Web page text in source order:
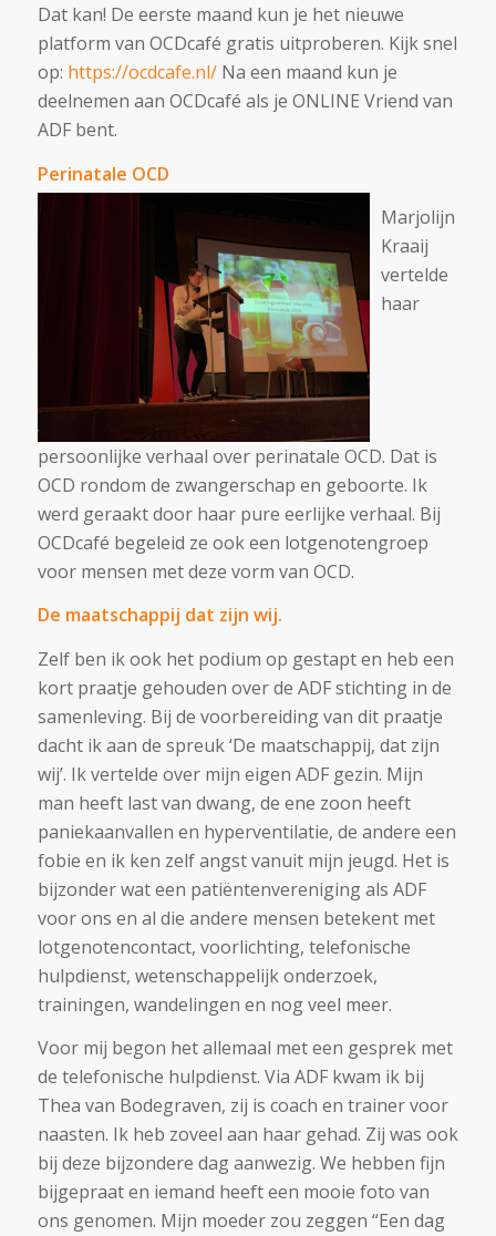
Dat kan! De eerste maand kun je het nieuwe
platform van OCDcafé gratis uitproberen. Kijk snel
op: https://ocdcafe.nl/Na een maand kun je
deelnemen aan OCDcafé als je ONLINE Vriend van
ADF bent.
Perinatale OCD
Marjolijn
Kraaij
vertelde
haar
persoonlijke verhaal over perinatale OCD. Dat is
OCD rondom de zwangerschap en geboorte. Ik
werd geraakt door haar pure eerlijke verhaal. Bij
OCDcafé begeleid ze ook een lotgenotengroep
voor mensen met deze vorm van OCD.
De maatschappij dat zijn wij.
Zelf ben ik ook het podium op gestapt en heb een
kort praatje gehouden over de ADF stichting in de
samenleving. Bij de voorbereiding van dit praatje
dacht ik aan de spreuk ‘De maatschappij, dat zijn
wij’. Ik vertelde over mijn eigen ADF gezin. Mijn
man heeft last van dwang, de ene zoon heeft
paniekaanvallen en hyperventilatie, de andere een
fobie en ik ken zelf angst vanuit mijn jeugd. Het is
bijzonder wat een patiëntenvereniging als ADF
voor ons en al die andere mensen betekent met
lotgenotencontact, voorlichting, telefonische
hulpdienst, wetenschappelijk onderzoek,
trainingen, wandelingen en nog veel meer.
Voor mij begon het allemaal met een gesprek met
de telefonische hulpdienst. Via ADF kwam ik bij
Thea van Bodegraven, zij is coach en trainer voor
naasten. Ik heb zoveel aan haar gehad. Zij was ook
bij deze bijzondere dag aanwezig. We hebben fijn
bijgepraat en iemand heeft een mooie foto van
ons genomen. Mijn moeder zou zeggen “Een dag